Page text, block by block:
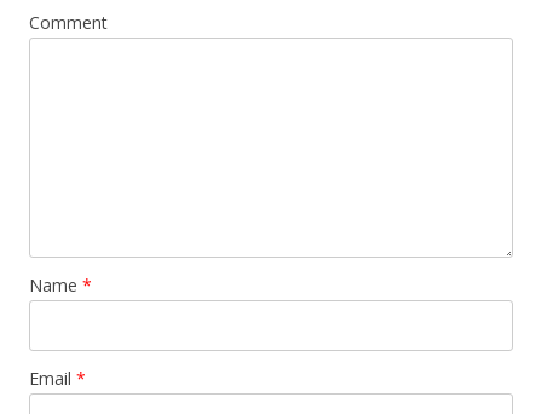
Comment
Name *
Email *